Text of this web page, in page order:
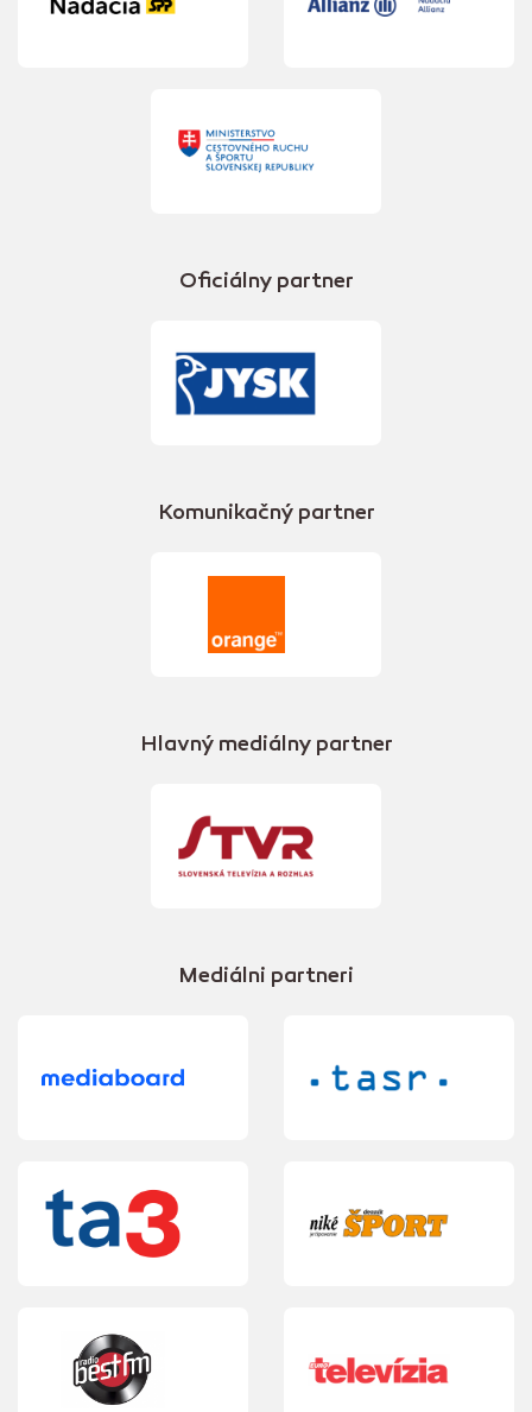
Oficiálny partner
Komunikačný partner
Hlavný mediálny partner
Mediálni partneri